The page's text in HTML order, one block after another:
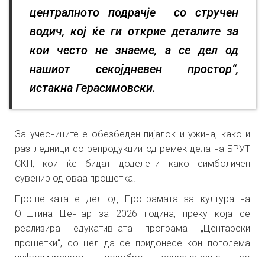
централното подрачје со стручен
водич, кој ќе ги открие деталите за
кои често не знаеме, а се дел од
нашиот секојдневен простор“,
истакна Герасимовски.
За учесниците е обезбеден пијалок и ужина, како и
разгледници со репродукции од ремек-дела на БРУТ
СКП, кои ќе бидат доделени како симболичен
сувенир од оваа прошетка.
Прошетката е дел од Програмата за култура на
Општина Центар за 2026 година, преку која се
реализира едукативната програма „Центарски
прошетки“, со цел да се придонесе кон поголема